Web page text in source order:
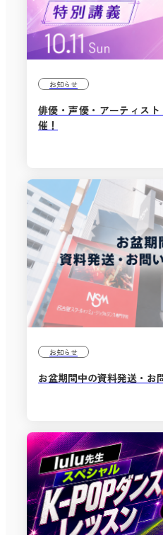
お知らせ
俳優・声優・アーティス
催！
お知らせ
お盆期間中の資料発送・お